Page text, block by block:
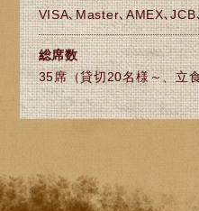
VISA､Master､AMEX､JCB
総席数
35席（貸切20名様～、立